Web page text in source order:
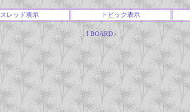
スレッド表示 トピック表示
- I-BOARD-